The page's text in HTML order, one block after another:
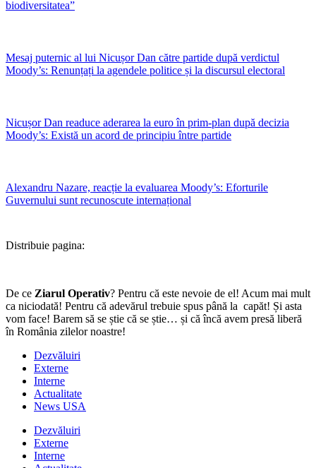
biodiversitatea”
Mesaj puternic al lui Nicușor Dan către partide după verdictul
Moody’s: Renunțați la agendele politice și la discursul electoral
Nicușor Dan readuce aderarea la euro în prim-plan după decizia
Moody’s: Există un acord de principiu între partide
Alexandru Nazare, reacție la evaluarea Moody’s: Eforturile
Guvernului sunt recunoscute internațional
Distribuie pagina:
De ce Ziarul Operativ? Pentru că este nevoie de el! Acum mai mult
ca niciodată! Pentru că adevărul trebuie spus până la capăt! Și asta
vom face! Barem să se știe că se știe… și că încă avem presă liberă
în România zilelor noastre!
Dezvăluiri
Externe
Interne
Actualitate
News USA
Dezvăluiri
Externe
Interne